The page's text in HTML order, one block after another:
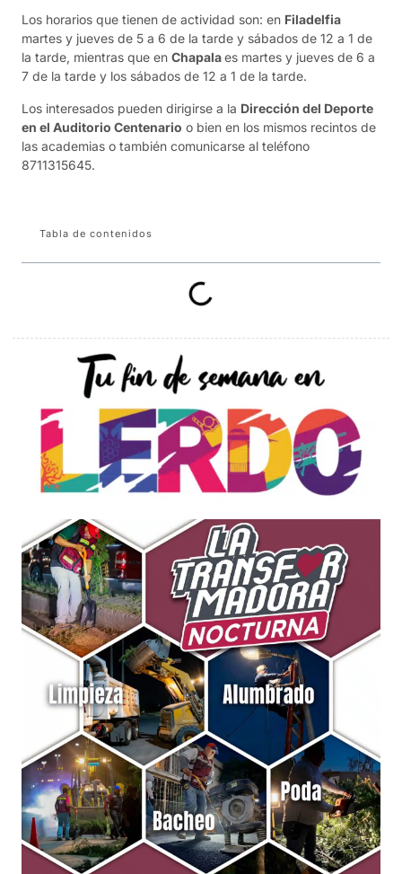
Los horarios que tienen de actividad son: en Filadelfia
martes y jueves de 5 a 6 de la tarde y sábados de 12 a 1 de
la tarde, mientras que en Chapalaes martes y jueves de 6 a
7 de la tarde y los sábados de 12 a 1 de la tarde.
Los interesados pueden dirigirse a la Dirección del Deporte
en el Auditorio Centenario o bien en los mismos recintos de
las academias o también comunicarse al teléfono
8711315645.
Tabla de contenidos